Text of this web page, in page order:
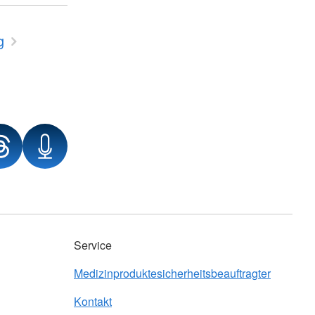
Service
Medizinproduktesicherheitsbeauftragter
Kontakt